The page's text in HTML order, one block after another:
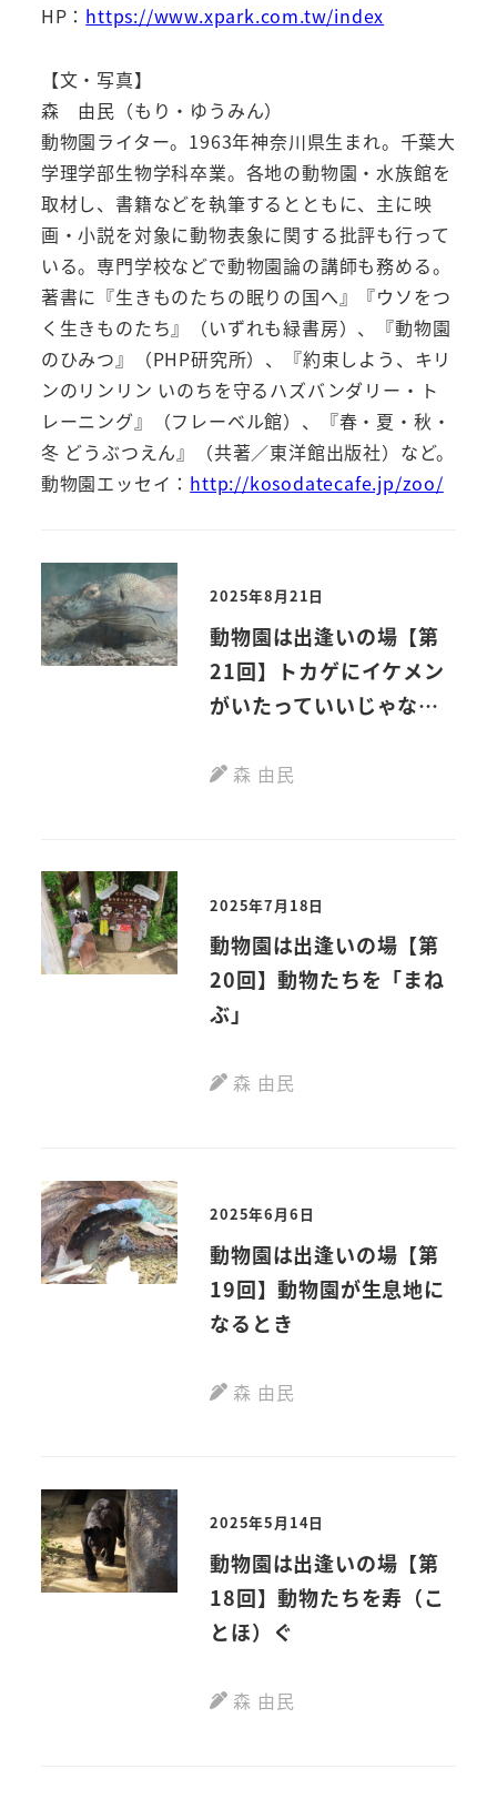
HP： https://www.xpark.com.tw/index
【文・写真】
森 由民（もり・ゆうみん）
動物園ライター。1963年神奈川県生まれ。千葉大
学理学部生物学科卒業。各地の動物園・水族館を
取材し、書籍などを執筆するとともに、主に映
画・小説を対象に動物表象に関する批評も行って
いる。専門学校などで動物園論の講師も務める。
著書に『生きものたちの眠りの国へ』『ウソをつ
く生きものたち』（いずれも緑書房）、『動物園
のひみつ』（PHP研究所）、『約束しよう、キリ
ンのリンリン いのちを守るハズバンダリー・ト
レーニング』（フレーベル館）、『春・夏・秋・
冬 どうぶつえん』（共著／東洋館出版社）など。
動物園エッセイ： http://kosodatecafe.jp/zoo/
2025年8月21日
動物園は出逢いの場【第
21回】トカゲにイケメン
がいたっていいじゃない
ロウ森 由民
2025年7月18日
動物園は出逢いの場【第
20回】動物たちを「まね
ぶ」
森 由民
2025年6月6日
動物園は出逢いの場【第
19回】動物園が生息地に
なるとき
森 由民
2025年5月14日
動物園は出逢いの場【第
18回】動物たちを寿（こ
とほ）ぐ
森 由民